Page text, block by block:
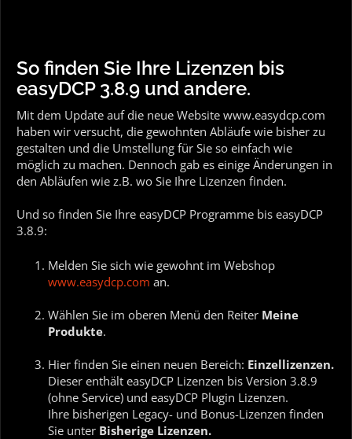
So finden Sie Ihre Lizenzen bis
easyDCP 3.8.9 und andere.
Mit dem Update auf die neue Website www.easydcp.com
haben wir versucht, die gewohnten Abläufe wie bisher zu
gestalten und die Umstellung für Sie so einfach wie
möglich zu machen. Dennoch gab es einige Änderungen in
den Abläufen wie z.B. wo Sie Ihre Lizenzen finden.
Und so finden Sie Ihre easyDCP Programme bis easyDCP
3.8.9:
Melden Sie sich wie gewohnt im Webshop
www.easydcp.com an.
Wählen Sie im oberen Menü den Reiter Meine
Produkte.
Hier finden Sie einen neuen Bereich: Einzellizenzen.
Dieser enthält easyDCP Lizenzen bis Version 3.8.9
(ohne Service) und easyDCP Plugin Lizenzen.
Ihre bisherigen Legacy- und Bonus-Lizenzen finden
Sie unter Bisherige Lizenzen.